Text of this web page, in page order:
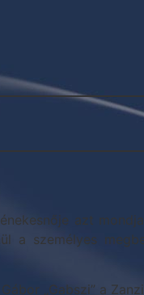
azt
a személyes
„Gabszi” a